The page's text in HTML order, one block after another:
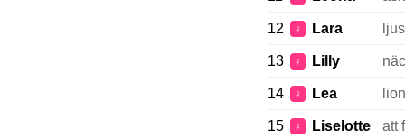
12 ♀ Lara
13 ♀ Lilly
14 ♀ Lea lion
15 ♀ Liselotte att